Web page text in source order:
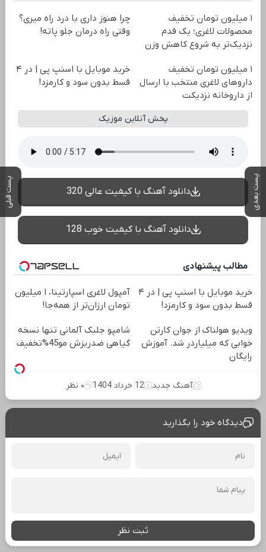
پست بعدی پست قبلی
۱ میلیون تومان تخفیف
محصولات لاغری؛ یک قدم
نزدیک‌تر به شروع کاهش وزن
چرا هنوز داری با درد راه میری؟
وقتی راه درمان جلو پاته!
۱ میلیون تومان تخفیف
داروهای لاغری منتخب با ارسال
از داروخانه نزدیکت
خرید موبایل با اسنپ پی | در ۴
قسط بدون سود و کارمزد!
پخش آنلاین موزیک
دانلود آهنگ با کیفیت عالی 320
دانلود آهنگ با کیفیت خوب 128
مطالب پیشنهادی
خرید موبایل با اسنپ پی | در ۴
قسط بدون سود و کارمزد!
آمپول لاغری اسپارتینا، ا میلیون
تومان ارزان‌تر از همه‌جا!
ویدیو هولناک از جوان کارتن
خوابی که میلیاردر شد. آموزش
رایگان
شامپو جلبک آلمانی تنها نسخه
گیاهی ضدریزش مو45%تخفیف
آهنگ جدید 12 خرداد 1404 ۰ نظر
دیدگاه خود را بگذارید
ثبت نظر